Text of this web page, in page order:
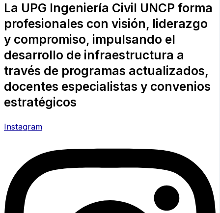
La UPG Ingeniería Civil UNCP forma
profesionales con visión, liderazgo
y compromiso, impulsando el
desarrollo de infraestructura a
través de programas actualizados,
docentes especialistas y convenios
estratégicos
Instagram